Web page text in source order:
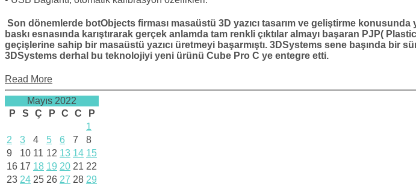
Son dönemlerde botObjects firması masaüstü 3D yazıcı tasarım ve geliştirme
baskı esnasında karıştırarak gerçek anlamda tam renkli çıktılar almayı başaran PJP(
geçişlerine sahip bir masaüstü yazıcı üretmeyi başarmıştı. 3DSystems sene başında bir
3DSystems derhal bu teknolojiyi yeni ürünü Cube Pro C ye entegre etti.
Read More
Mayıs 2022
P
S Ç P C C
P
1
2
3 4 5 6 7
8
9
10 11 12 13 14 15
16 17 18 19 20 21 22
23 24 25 26 27 28 29